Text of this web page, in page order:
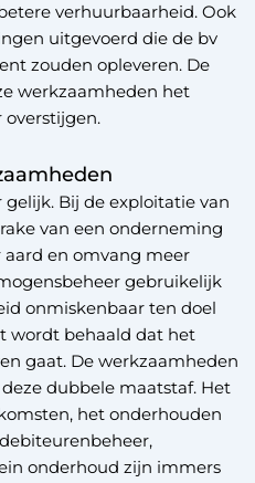
verhuurbaarheid. Ook
uitgevoerd die de bv
zouden opleveren. De
werkzaamheden het
Bij de exploitatie van
van een onderneming
aard en omvang meer
gebruikelijk
onmiskenbaar ten doel
wordt behaald dat het
gaat. De werkzaamheden
dubbele maatstaf. Het
het onderhouden
onderhoud zijn immers